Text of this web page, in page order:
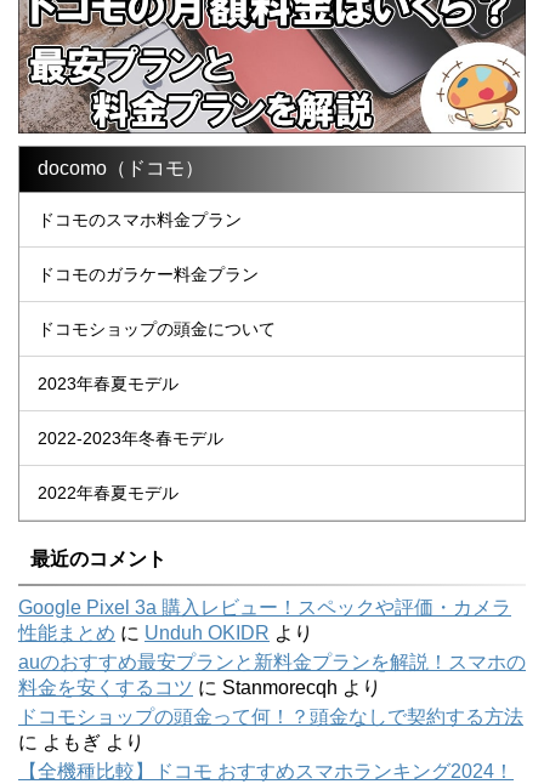
docomo（ドコモ）
ドコモのスマホ料金プラン
ドコモのガラケー料金プラン
ドコモショップの頭金について
2023年春夏モデル
2022-2023年冬春モデル
2022年春夏モデル
最近のコメント
Google Pixel 3a 購入レビュー！スペックや評価・カメラ
性能まとめ に Unduh OKIDR より
auのおすすめ最安プランと新料金プランを解説！スマホの
料金を安くするコツ に Stanmorecqh より
ドコモショップの頭金って何！？頭金なしで契約する方法
に よもぎ より
【全機種比較】ドコモ おすすめスマホランキング2024！